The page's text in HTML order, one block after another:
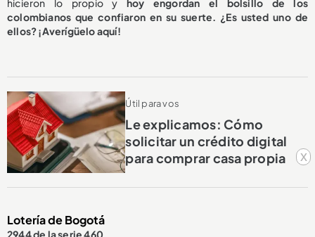
x
hicieron lo propio y hoy engordan el bolsillo de los
colombianos que confiaron en su suerte. ¿Es usted uno de
ellos? ¡Averígüelo aquí!
Útil para vos
Le explicamos: Cómo
solicitar un crédito digital
para comprar casa propia
Lotería de Bogotá
2944 de la serie 460.